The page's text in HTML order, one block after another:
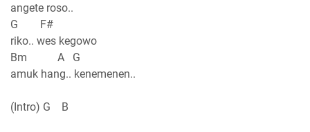
angete roso..
G F#
riko.. wes kegowo
Bm A G
amuk hang.. kenemenen..
(Intro) G B